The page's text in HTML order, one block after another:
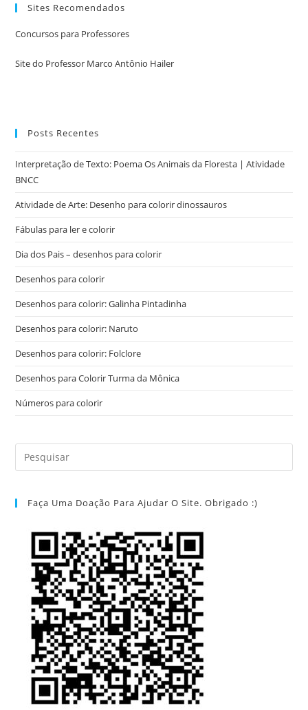
Sites Recomendados
Concursos para Professores
Site do Professor Marco Antônio Hailer
Posts Recentes
Interpretação de Texto: Poema Os Animais da Floresta | Atividade
BNCC
Atividade de Arte: Desenho para colorir dinossauros
Fábulas para ler e colorir
Dia dos Pais – desenhos para colorir
Desenhos para colorir
Desenhos para colorir: Galinha Pintadinha
Desenhos para colorir: Naruto
Desenhos para colorir: Folclore
Desenhos para Colorir Turma da Mônica
Números para colorir
Faça Uma Doação Para Ajudar O Site. Obrigado :)